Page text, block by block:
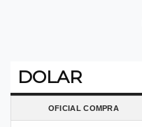
DOLAR
OFICIAL COMPRA